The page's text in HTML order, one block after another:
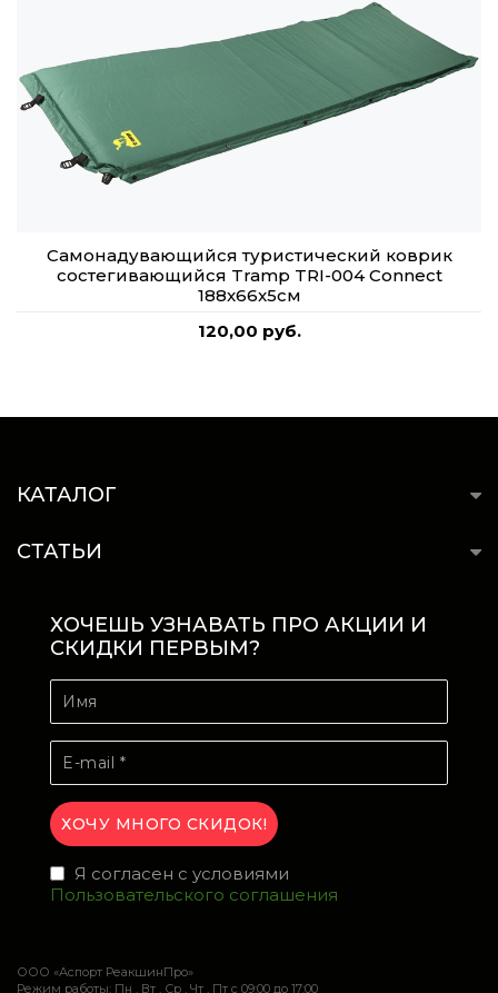
Самонадувающийся туристический коврик
состегивающийся Tramp TRI-004 Connect
188x66x5см
120,00 руб.
КАТАЛОГ
СТАТЬИ
ХОЧЕШЬ УЗНАВАТЬ ПРО АКЦИИ И
СКИДКИ ПЕРВЫМ?
Я согласен с условиями
Пользовательского соглашения
ООО «Аспорт РеакшинПро»
Режим работы: Пн , Вт , Ср , Чт , Пт c 09:00 до 17:00